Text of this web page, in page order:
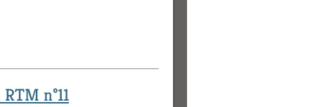
n°11